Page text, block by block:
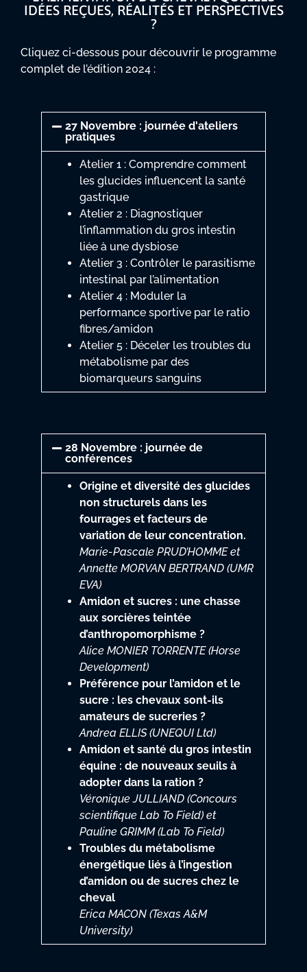
IDÉES REÇUES, RÉALITÉS ET PERSPECTIVES
?
Cliquez ci-dessous pour découvrir le programme
complet de l’édition 2024 :
27 Novembre : journée d'ateliers
pratiques
Atelier 1 : Comprendre comment
les glucides influencent la santé
gastrique
Atelier 2 : Diagnostiquer
l’inflammation du gros intestin
liée à une dysbiose
Atelier 3 : Contrôler le parasitisme
intestinal par l’alimentation
Atelier 4 : Moduler la
performance sportive par le ratio
fibres/amidon
Atelier 5 : Déceler les troubles du
métabolisme par des
biomarqueurs sanguins
28 Novembre : journée de
conférences
Origine et diversité des glucides
non structurels dans les
fourrages et facteurs de
variation de leur concentration.
Marie-Pascale PRUD’HOMME et
Annette MORVAN BERTRAND (UMR
EVA)
Amidon et sucres : une chasse
aux sorcières teintée
d’anthropomorphisme ?
Alice MONIER TORRENTE (Horse
Development)
Préférence pour l’amidon et le
sucre : les chevaux sont-ils
amateurs de sucreries ?
Andrea ELLIS (UNEQUI Ltd)
Amidon et santé du gros intestin
équine : de nouveaux seuils à
adopter dans la ration ?
Véronique JULLIAND (Concours
scientifique Lab To Field) et
Pauline GRIMM (Lab To Field)
Troubles du métabolisme
énergétique liés à l’ingestion
d’amidon ou de sucres chez le
cheval
Erica MACON (Texas A&M
University)